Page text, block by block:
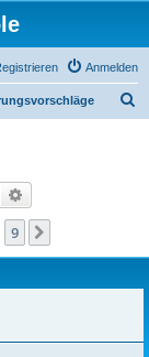
Anmelden
Suche
9